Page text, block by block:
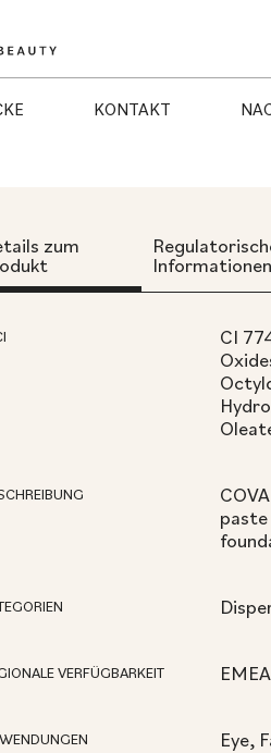
KONTAKT
zum
Informationen
CI
VERFÜGBARKEIT EMEA
Eye,